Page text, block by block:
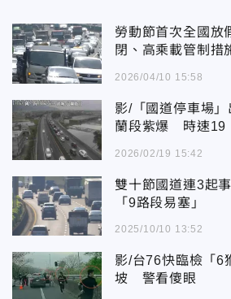
勞動節首次全國放
閉、高乘載管制措
2026/04/10 15:58
影/「國道停車場
蘭段紫爆 時速19
2026/02/19 15:42
雙十節國道連3起
「9路段易塞」
2025/10/10 13:52
影/台76快臨檢「6
坡 警看傻眼